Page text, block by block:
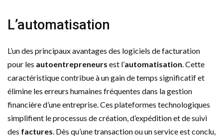
L’automatisation
L’un des principaux avantages des logiciels de facturation
pour les autoentrepreneurs est l’automatisation . Cette
caractéristique contribue à un gain de temps significatif et
élimine les erreurs humaines fréquentes dans la gestion
financière d’une entreprise. Ces plateformes technologiques
simplifient le processus de création, d’expédition et de suivi
des factures . Dès qu’une transaction ou un service est conclu,